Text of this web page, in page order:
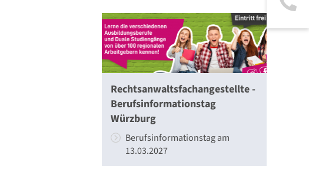
Rechtsanwaltsfachangestellte -
Berufsinformationstag
Würzburg
Berufsinformationstag am
13.03.2027